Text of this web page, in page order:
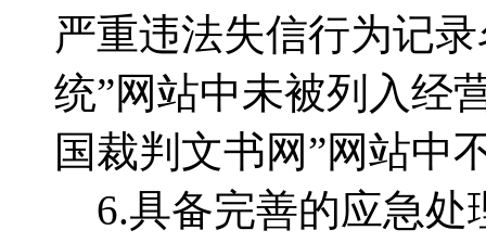
严重违法失信行为记
统”网站中未被列入经
国裁判文书网”网站中
6.具备完善的应急